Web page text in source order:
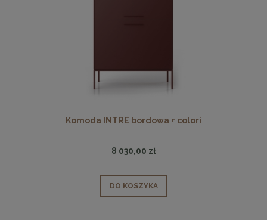
Komoda INTRE bordowa + colori
8 030,00 zł
DO KOSZYKA